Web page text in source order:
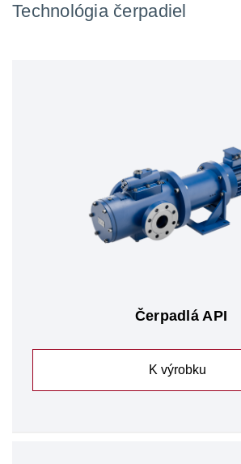
Technológia čerpadiel
Čerpadlá API
K výrobku